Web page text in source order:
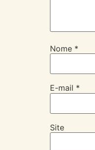
Nome *
E-mail *
Site